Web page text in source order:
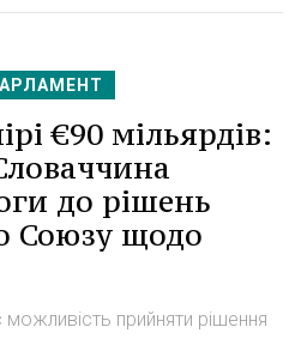
€90 мільярдів:
до рішень
Союзу щодо
прийняти рішення